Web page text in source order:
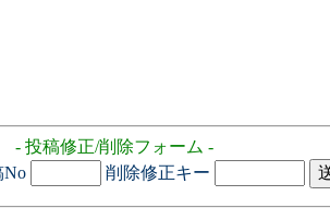
- 投稿修正/削除フォーム -
No 削除修正キー